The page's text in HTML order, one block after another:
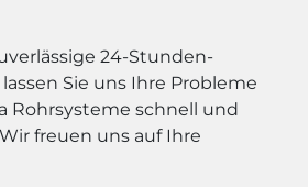
24-Stunden-
Sie uns Ihre Probleme
Rohrsysteme schnell und
freuen uns auf Ihre